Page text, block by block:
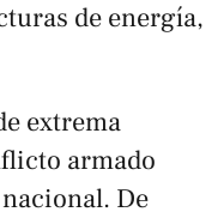
de energía,
extrema
armado
De